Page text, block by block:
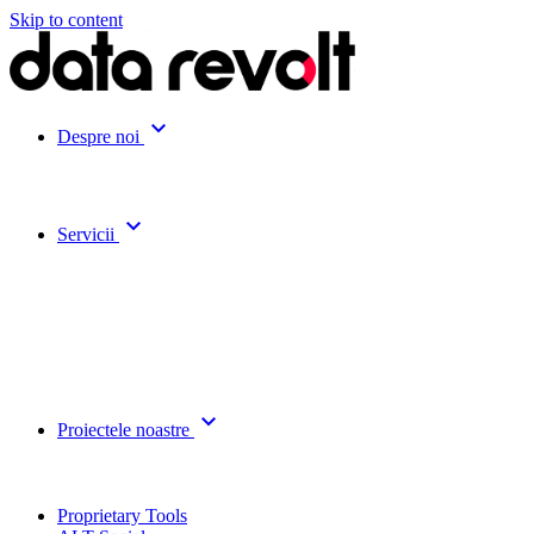
Skip to content
Despre noi expand_more
Servicii expand_more
Proiectele noastre expand_more
Proprietary Tools